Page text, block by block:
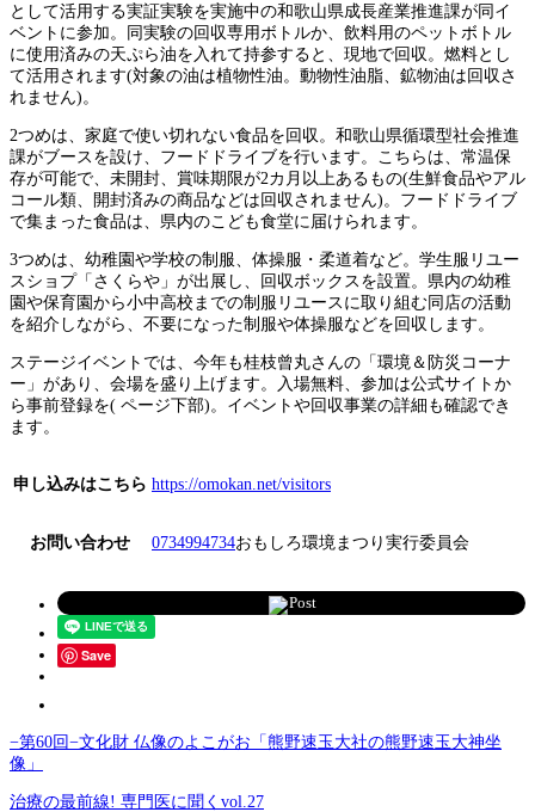
として活用する実証実験を実施中の和歌山県成長産業推進課が同イ
ベントに参加。同実験の回収専用ボトルか、飲料用のペットボトル
に使用済みの天ぷら油を入れて持参すると、現地で回収。燃料とし
て活用されます(対象の油は植物性油。動物性油脂、鉱物油は回収さ
れません)。
2つめは、家庭で使い切れない食品を回収。和歌山県循環型社会推進
課がブースを設け、フードドライブを行います。こちらは、常温保
存が可能で、未開封、賞味期限が2カ月以上あるもの(生鮮食品やアル
コール類、開封済みの商品などは回収されません)。フードドライブ
で集まった食品は、県内のこども食堂に届けられます。
3つめは、幼稚園や学校の制服、体操服・柔道着など。学生服リユー
スショプ「さくらや」が出展し、回収ボックスを設置。県内の幼稚
園や保育園から小中高校までの制服リユースに取り組む同店の活動
を紹介しながら、不要になった制服や体操服などを回収します。
ステージイベントでは、今年も桂枝曾丸さんの「環境＆防災コーナ
ー」があり、会場を盛り上げます。入場無料、参加は公式サイトか
ら事前登録を( ページ下部)。イベントや回収事業の詳細も確認でき
ます。
申し込みはこちら https://omokan.net/visitors
お問い合わせ 0734994734おもしろ環境まつり実行委員会
Post
Save
−第60回−文化財 仏像のよこがお「熊野速玉大社の熊野速玉大神坐
像」
治療の最前線! 専門医に聞くvol.27